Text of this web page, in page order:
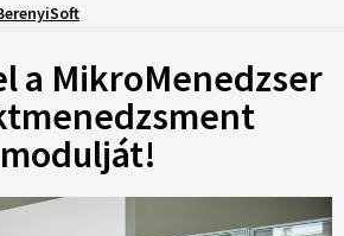
a MikroMenedzser
modulját!